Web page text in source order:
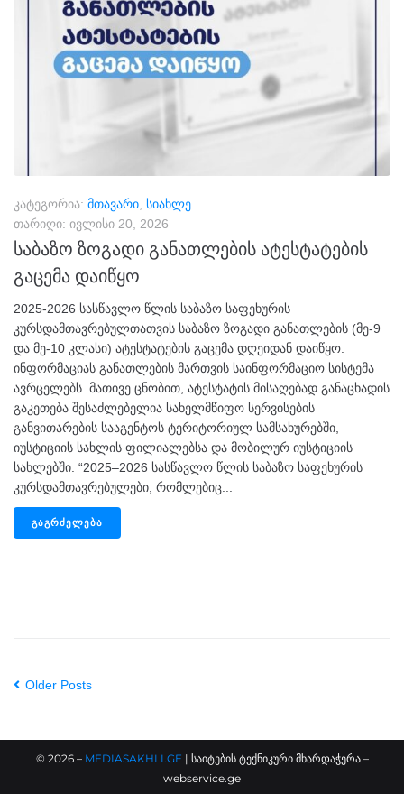
კატეგორია: მთავარი სიახლე
თარიღი: ივლისი 20, 2026
საბაზო ზოგადი განათლების ატესტატების
გაცემა დაიწყო
2025-2026 სასწავლო წლის საბაზო საფეხურის
კურსდამთავრებულთათვის საბაზო ზოგადი განათლების (მე-9
და მე-10 კლასი) ატესტატების გაცემა დღეიდან დაიწყო.
ინფორმაციას განათლების მართვის საინფორმაციო სისტემა
ავრცელებს. მათივე ცნობით, ატესტატის მისაღებად განაცხადის
გაკეთება შესაძლებელია სახელმწიფო სერვისების
განვითარების სააგენტოს ტერიტორიულ სამსახურებში,
იუსტიციის სახლის ფილიალებსა და მობილურ იუსტიციის
სახლებში. “2025–2026 სასწავლო წლის საბაზო საფეხურის
კურსდამთავრებულები, რომლებიც...
ᲒᲐᲒᲠᲫᲔᲚᲔᲑᲐ
Older Posts
© 2026– MEDIASAKHLI.GE | საიტების ტექნიკური მხარდაჭერა –
webservice.ge